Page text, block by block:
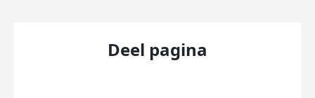
Deel pagina